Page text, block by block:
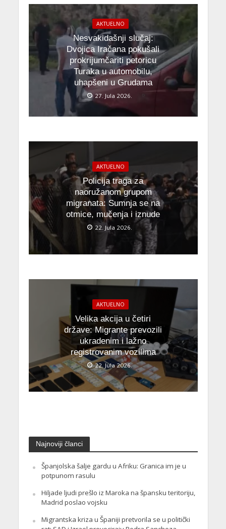
AKTUELNO
Nesvakidašnji slučaj:
Dvojica Iračana pokušali
prokrijumčariti petoricu
Turaka u automobilu,
uhapšeni u Grudama
27. Jula 2026.
AKTUELNO
Policija traga za
naoružanom grupom
migranata: Sumnja se na
otmice, mučenja i iznude
22. Jula 2026.
AKTUELNO
Velika akcija u četiri
države: Migrante prevozili
ukradenim i lažno
registrovanim vozilima
22. Jula 2026.
Najnoviji članci
Španjolska šalje gardu u Afriku: Granica im je u
potpunom rasulu
Hiljade ljudi prešlo iz Maroka na špansku teritoriju,
Madrid poslao vojsku
Migrantska kriza u Španiji pretvorila se u politički